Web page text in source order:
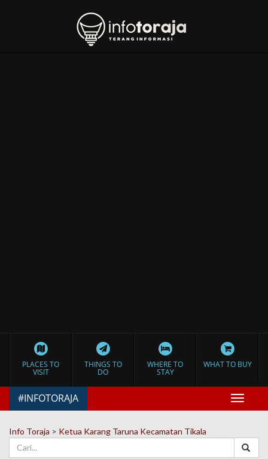
PLACES TO
VISIT
THINGS TO
DO
WHERE TO
STAY
WHAT TO BUY
Toggle
#INFOTORAJA
Info Toraja > Ketua Karang Taruna Kecamatan Tikala